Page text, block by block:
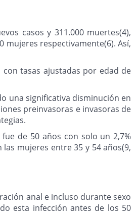
casos y 311.000 muertes(4),
mujeres respectivamente(6). Así,
tasas ajustadas por edad de
una significativa disminución en
preinvasoras e invasoras de
de 50 años con solo un 2,7%
mujeres entre 35 y 54 años(9,
anal e incluso durante sexo
esta infección antes de los 50